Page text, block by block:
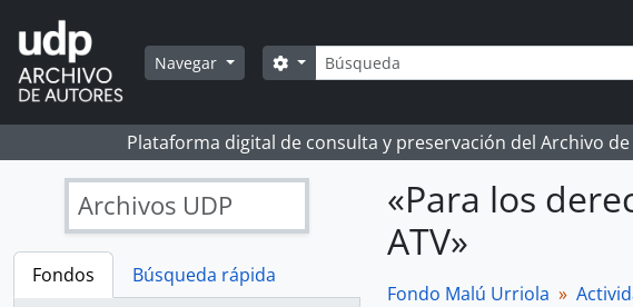
Skip to main content
Navegar Búsqueda
Search options
Plataforma digital de consulta y preservación del Archivo
Archivos UDP
Fondos
Búsqueda rápida
«Para los
ATV»
Fondo Malú Urriola